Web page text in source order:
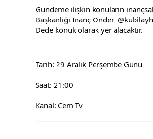
Gündeme ilişkin konuların
Başkanlığı İnanç Önderi
Dede konuk olarak yer alacaktır.
Tarih: 29 Aralık Perşembe Günü
Saat: 21:00
Kanal: Cem Tv